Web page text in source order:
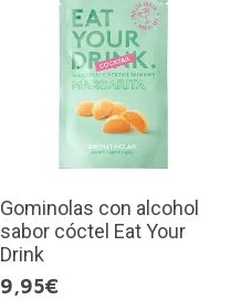
Gominolas con alcohol
sabor cóctel Eat Your
Drink
9,95€